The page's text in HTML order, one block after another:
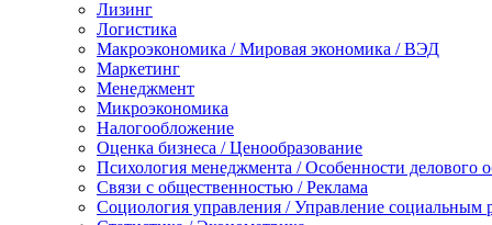
Лизинг
Логистика
Макроэкономика / Мировая экономика / ВЭД
Маркетинг
Менеджмент
Микроэкономика
Налогообложение
Оценка бизнеса / Ценообразование
Психология менеджмента / Особенности делового
Связи с общественностью / Реклама
Социология управления / Управление социальным